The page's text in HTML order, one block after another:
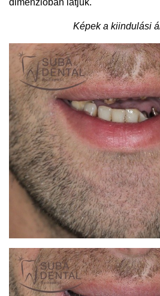
dimenzióban látjuk.
Képek a kiindulási